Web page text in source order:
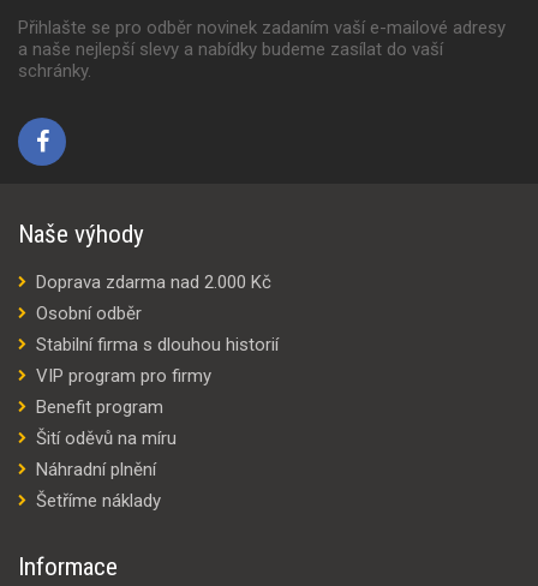
Přihlašte se pro odběr novinek zadaním vaší e-mailové adresy
a naše nejlepší slevy a nabídky budeme zasílat do vaší
schránky.
Naše výhody
Doprava zdarma nad 2.000 Kč
Osobní odběr
Stabilní firma s dlouhou historií
VIP program pro firmy
Benefit program
Šití oděvů na míru
Náhradní plnění
Šetříme náklady
Informace